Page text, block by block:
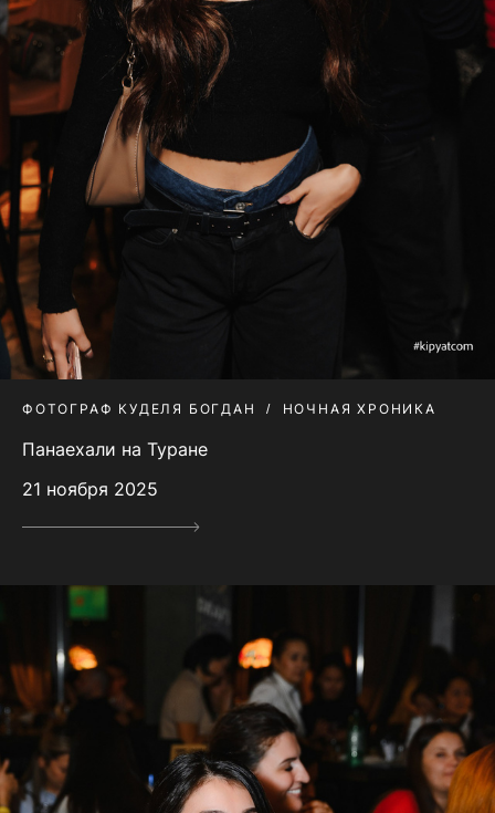
ФОТОГРАФ КУДЕЛЯ БОГДАН НОЧНАЯ ХРОНИКА
Панаехали на Туране
21 ноября 2025